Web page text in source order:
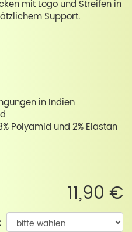
mit Logo und Streifen in
Support.
in Indien
Polyamid und 2% Elastan
11,90 €